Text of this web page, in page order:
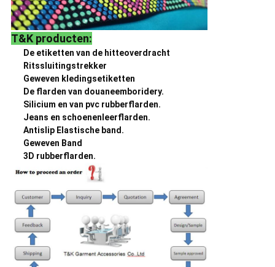
T&K producten:
De etiketten van de hitteoverdracht
Ritssluitingstrekker
Geweven kledingsetiketten
De flarden van douaneemboridery.
Silicium en van pvc rubberflarden.
Jeans en schoenenleerflarden.
Antislip Elastische band.
Geweven Band
3D rubberflarden.